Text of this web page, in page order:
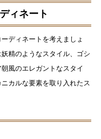
ィネート
ディネートを考えましょ
精のようなスタイル、ゴシ
風のエレガントなスタイ
カルな要素を取り入れたス